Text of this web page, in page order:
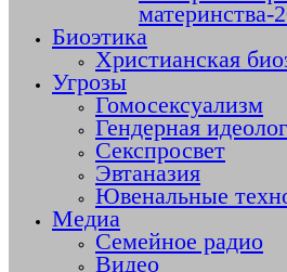
материнства-
Биоэтика
Христианская
Угрозы
Гомосексуализм
Гендерная
Секспросвет
Эвтаназия
Ювенальные
Медиа
Семейное радио
Видео